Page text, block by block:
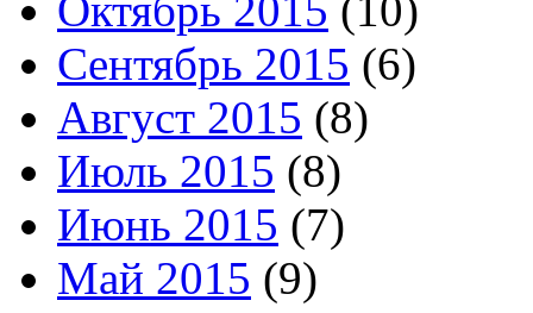
Сентябрь 2015 (6)
Август 2015 (8)
Июль 2015 (8)
Июнь 2015 (7)
Май 2015 (9)